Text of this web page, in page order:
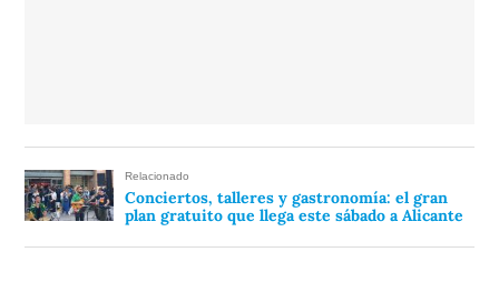
Relacionado
Conciertos, talleres y gastronomía: el gran
plan gratuito que llega este sábado a Alicante